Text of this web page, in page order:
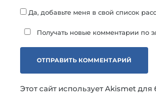
Да, добавьте меня в свой список
Получать новые комментарии по
Этот сайт использует Akismet